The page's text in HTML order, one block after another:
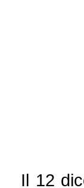
Il 12